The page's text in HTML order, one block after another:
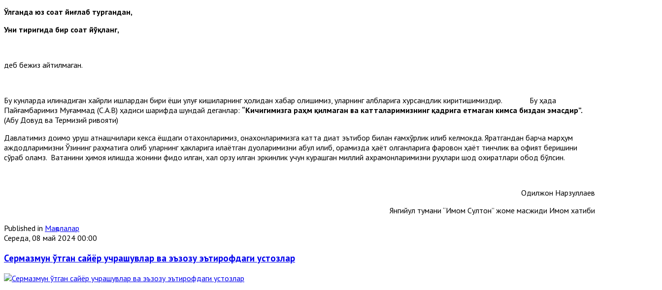
Ўлганда юз соат йиғлаб тургандан,
Уни тиригида бир соат йўқланг,
деб бежиз айтилмаган.
Бу кунларда қилинадиган хайрли ишлардан бири ёши улуғ кишиларнинг ҳолидан хабар олишимиз, уларнинг қалбларига хурсандлик киритишимиздир. Бу ҳақда
Пайғамбаримиз Муғаммад (С.А.В) ҳадиси шарифда шундай деганлар: “Кичигимизга раҳм қилмаган ва катталаримизнинг қадрига етмаган кимса биздан эмасдир”.
(Абу Довуд ва Термизий ривояти)
Давлатимиз доимо уруш қатнашчилари кекса ёшдаги отахонларимиз, онахонларимизга катта диққат эътибор билан ғамхўрлик қилиб келмокда. Яратгандан барча марҳум
аждодларимизни Ўзининг раҳматига олиб уларнинг ҳакларига қилаётган дуоларимизни қабул қилиб, орамизда ҳаёт қолганларига фаровон ҳаёт тинчлик ва офият беришини
сўраб қоламз. Ватанини ҳимоя қилишда жонини фидо қилган, халқ орзу қилган эркинлик учун курашган миллий қахрамонларимизни руҳлари шод охиратлари обод бўлсин.
Одилжон Нарзуллаев
Янгийул тумани “Имом Султон” жоме масжиди Имом хатиби
Published in Мақолалар
Середа, 08 май 2024 00:00
Сермазмун ўтган сайёр учрашувлар ва эъзозу эътирофдаги устозлар